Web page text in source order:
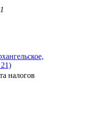
налогов